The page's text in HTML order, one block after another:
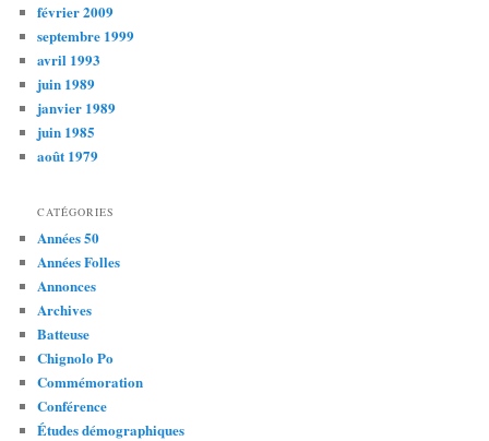
février 2009
septembre 1999
avril 1993
juin 1989
janvier 1989
juin 1985
août 1979
CATÉGORIES
Années 50
Années Folles
Annonces
Archives
Batteuse
Chignolo Po
Commémoration
Conférence
Études démographiques